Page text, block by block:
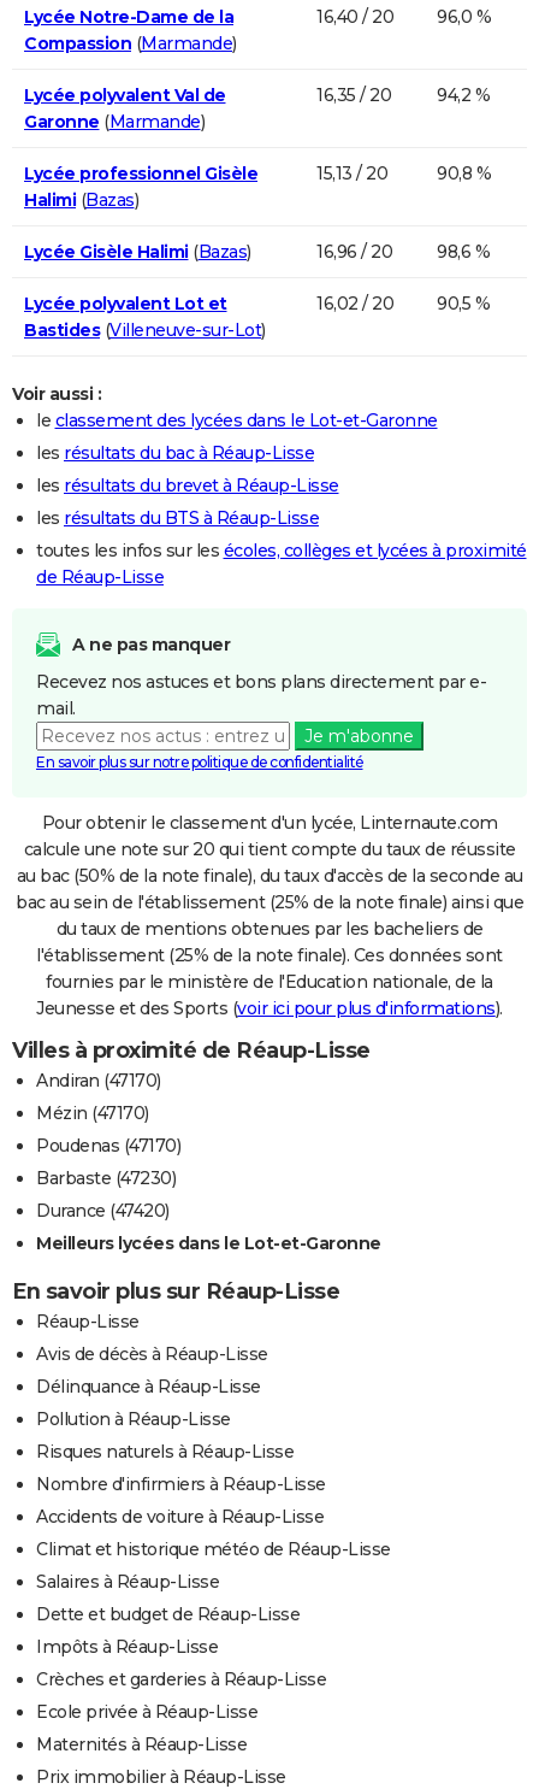
Lycée Notre-Dame de la
Compassion (Marmande)
16,40 / 20 96,0 %
Lycée polyvalent Val de
Garonne (Marmande)
16,35 / 20 94,2 %
Lycée professionnel Gisèle
Halimi(Bazas)
15,13 / 20 90,8 %
Lycée Gisèle Halimi(Bazas) 16,96 / 20 98,6 %
Lycée polyvalent Lot et
Bastides(Villeneuve-sur-Lot)
16,02 / 20 90,5 %
Voir aussi :
le classement des lycées dans le Lot-et-Garonne
les résultats du bac à Réaup-Lisse
les résultats du brevet à Réaup-Lisse
les résultats du BTS à Réaup-Lisse
toutes les infos sur les écoles, collèges et lycées à proximité
de Réaup-Lisse
A ne pas manquer
Recevez nos astuces et bons plans directement par e-
mail.
Je m'abonne
En savoir plus sur notre politique de confidentialité
Pour obtenir le classement d'un lycée, Linternaute.com
calcule une note sur 20 qui tient compte du taux de réussite
au bac (50% de la note finale), du taux d'accès de la seconde au
bac au sein de l'établissement (25% de la note finale) ainsi que
du taux de mentions obtenues par les bacheliers de
l'établissement (25% de la note finale). Ces données sont
fournies par le ministère de l'Education nationale, de la
Jeunesse et des Sports (voir ici pour plus d'informations).
Villes à proximité de Réaup-Lisse
Andiran (47170)
Mézin (47170)
Poudenas (47170)
Barbaste (47230)
Durance (47420)
Meilleurs lycées dans le Lot-et-Garonne
En savoir plus sur Réaup-Lisse
Réaup-Lisse
Avis de décès à Réaup-Lisse
Délinquance à Réaup-Lisse
Pollution à Réaup-Lisse
Risques naturels à Réaup-Lisse
Nombre d'infirmiers à Réaup-Lisse
Accidents de voiture à Réaup-Lisse
Climat et historique météo de Réaup-Lisse
Salaires à Réaup-Lisse
Dette et budget de Réaup-Lisse
Impôts à Réaup-Lisse
Crèches et garderies à Réaup-Lisse
Ecole privée à Réaup-Lisse
Maternités à Réaup-Lisse
Prix immobilier à Réaup-Lisse